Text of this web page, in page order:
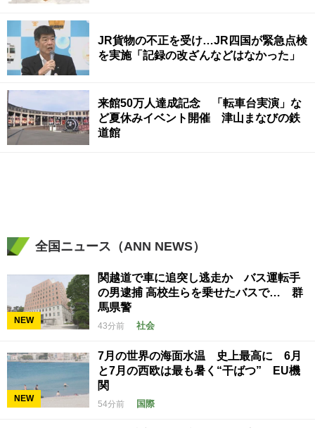
JR貨物の不正を受け…JR四国が緊急点検
を実施「記録の改ざんなどはなかった」
来館50万人達成記念 「転車台実演」な
ど夏休みイベント開催 津山まなびの鉄
道館
全国ニュース（ANN NEWS）
NEW
関越道で車に追突し逃走か バス運転手
の男逮捕 高校生らを乗せたバスで… 群
馬県警
43分前 社会
NEW
7月の世界の海面水温 史上最高に 6月
と7月の西欧は最も暑く“干ばつ” EU機
関
54分前 国際